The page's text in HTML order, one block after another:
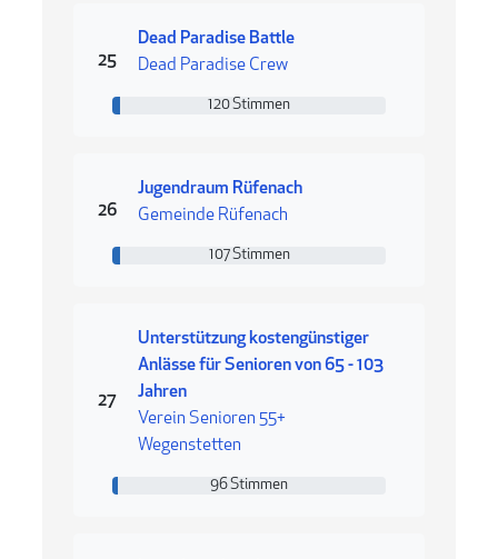
Rang 25
25
Dead Paradise Battle
Dead Paradise Crew
120 Stimmen
120 Stimmen
Rang 26
26
Jugendraum Rüfenach
Gemeinde Rüfenach
107 Stimmen
107 Stimmen
Rang 27
27
Unterstützung kostengünstiger
Anlässe für Senioren von 65 - 103
Jahren
Verein Senioren 55+
Wegenstetten
96 Stimmen
96 Stimmen